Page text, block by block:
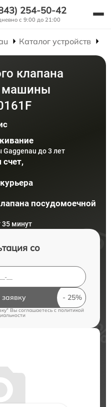
254-50-42
с 9:00 до 21:00
Каталог устройств
клапана
машины
до 3 лет
счет,
посудомоечной
35 минут
со
заявку
Вы соглашаетесь c политикой